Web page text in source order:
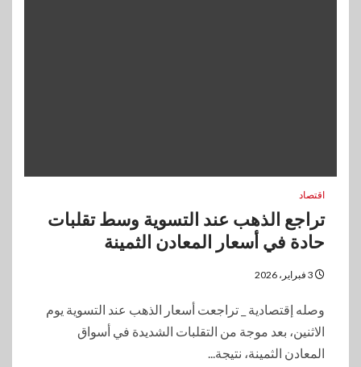
اقتصاد
تراجع الذهب عند التسوية وسط تقلبات
حادة في أسعار المعادن الثمينة
وصله إقتصادية _ تراجعت أسعار الذهب عند التسوية يوم
الاثنين، بعد موجة من التقلبات الشديدة في أسواق
المعادن الثمينة، نتيجة...